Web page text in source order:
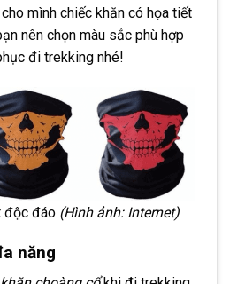
mình chiếc khăn có họa tiết
nên chọn màu sắc phù hợp
đi trekking nhé!
độc đáo (Hình ảnh: Internet)
năng